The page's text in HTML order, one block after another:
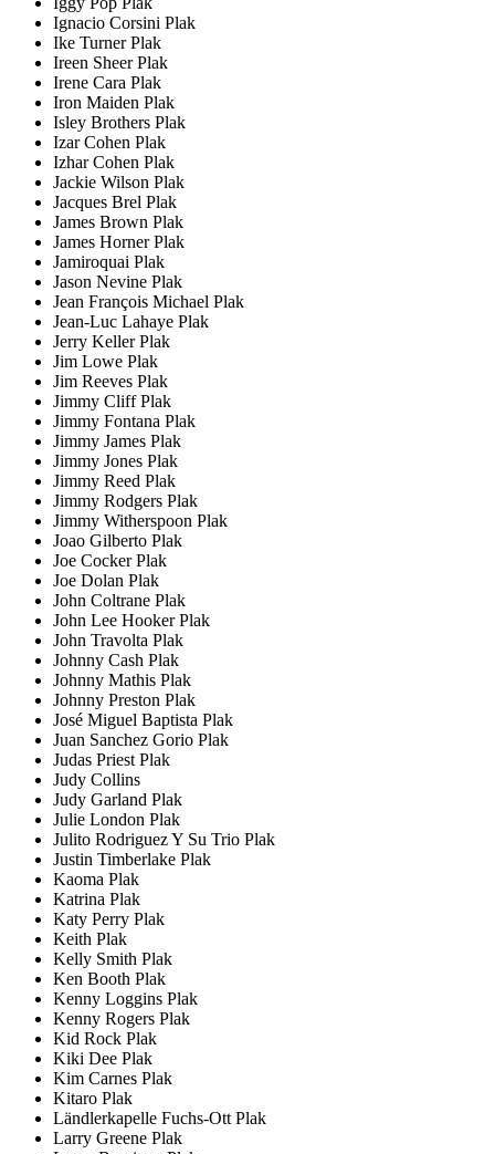
Ignacio Corsini Plak
Ike Turner Plak
Ireen Sheer Plak
Irene Cara Plak
Iron Maiden Plak
Isley Brothers Plak
Izar Cohen Plak
Izhar Cohen Plak
Jackie Wilson Plak
Jacques Brel Plak
James Brown Plak
James Horner Plak
Jamiroquai Plak
Jason Nevine Plak
Jean François Michael Plak
Jean-Luc Lahaye Plak
Jerry Keller Plak
Jim Lowe Plak
Jim Reeves Plak
Jimmy Cliff Plak
Jimmy Fontana Plak
Jimmy James Plak
Jimmy Jones Plak
Jimmy Reed Plak
Jimmy Rodgers Plak
Jimmy Witherspoon Plak
Joao Gilberto Plak
Joe Cocker Plak
Joe Dolan Plak
John Coltrane Plak
John Lee Hooker Plak
John Travolta Plak
Johnny Cash Plak
Johnny Mathis Plak
Johnny Preston Plak
José Miguel Baptista Plak
Juan Sanchez Gorio Plak
Judas Priest Plak
Judy Collins
Judy Garland Plak
Julie London Plak
Julito Rodriguez Y Su Trio Plak
Justin Timberlake Plak
Kaoma Plak
Katrina Plak
Katy Perry Plak
Keith Plak
Kelly Smith Plak
Ken Booth Plak
Kenny Loggins Plak
Kenny Rogers Plak
Kid Rock Plak
Kiki Dee Plak
Kim Carnes Plak
Kitaro Plak
Ländlerkapelle Fuchs-Ott Plak
Larry Greene Plak